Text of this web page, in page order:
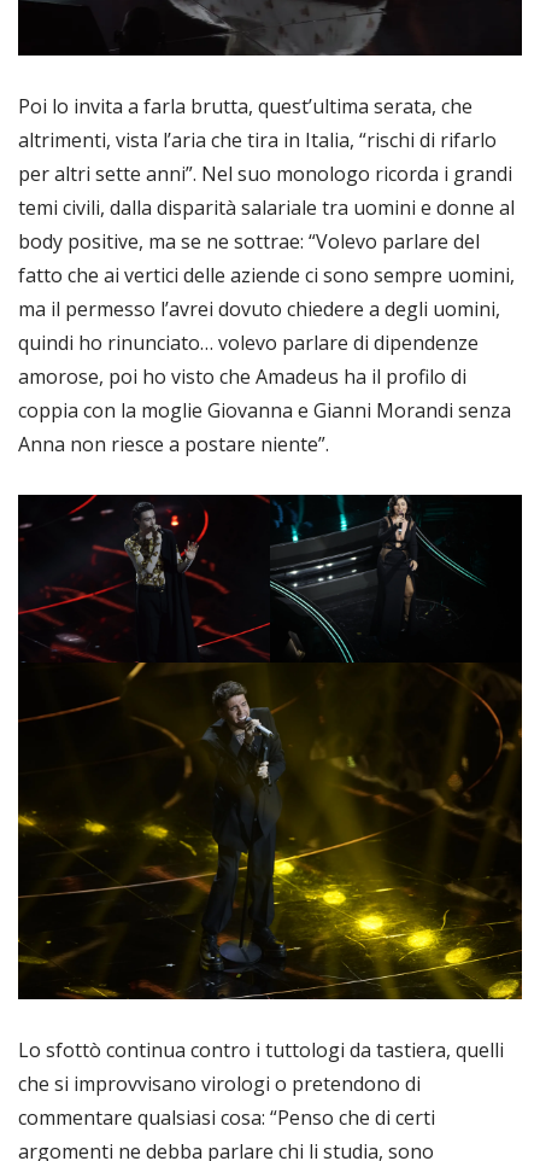
Poi lo invita a farla brutta, quest’ultima serata, che
altrimenti, vista l’aria che tira in Italia, “rischi di rifarlo
per altri sette anni”. Nel suo monologo ricorda i grandi
temi civili, dalla disparità salariale tra uomini e donne al
body positive, ma se ne sottrae: “Volevo parlare del
fatto che ai vertici delle aziende ci sono sempre uomini,
ma il permesso l’avrei dovuto chiedere a degli uomini,
quindi ho rinunciato… volevo parlare di dipendenze
amorose, poi ho visto che Amadeus ha il profilo di
coppia con la moglie Giovanna e Gianni Morandi senza
Anna non riesce a postare niente”.
Lo sfottò continua contro i tuttologi da tastiera, quelli
che si improvvisano virologi o pretendono di
commentare qualsiasi cosa: “Penso che di certi
argomenti ne debba parlare chi li studia, sono